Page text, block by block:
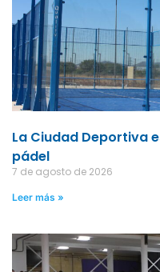
La Ciudad Deportiva
pádel
7 de agosto de 2026
Leer más »